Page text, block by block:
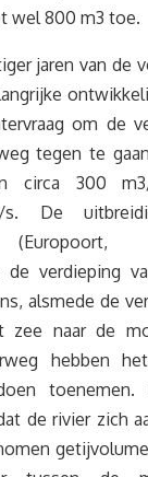
wel 800 m3 toe.
jaren van de
om de
tegen te
circa 300
s. De
(Europoort,
de verdieping
alsmede de
zee naar de
hebben
de rivier zich